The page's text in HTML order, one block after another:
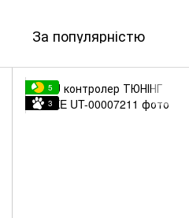
За популярністю
5
3